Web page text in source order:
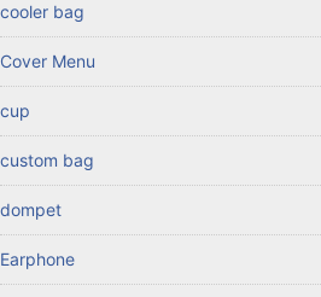
cooler bag
Cover Menu
cup
custom bag
dompet
Earphone